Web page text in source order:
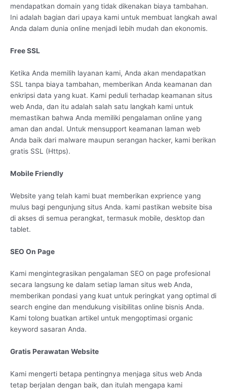
mendapatkan domain yang tidak dikenakan biaya tambahan.
Ini adalah bagian dari upaya kami untuk membuat langkah awal
Anda dalam dunia online menjadi lebih mudah dan ekonomis.
Free SSL
Ketika Anda memilih layanan kami, Anda akan mendapatkan
SSL tanpa biaya tambahan, memberikan Anda keamanan dan
enkripsi data yang kuat. Kami peduli terhadap keamanan situs
web Anda, dan itu adalah salah satu langkah kami untuk
memastikan bahwa Anda memiliki pengalaman online yang
aman dan andal. Untuk mensupport keamanan laman web
Anda baik dari malware maupun serangan hacker, kami berikan
gratis SSL (Https).
Mobile Friendly
Website yang telah kami buat memberikan exprience yang
mulus bagi pengunjung situs Anda. kami pastikan website bisa
di akses di semua perangkat, termasuk mobile, desktop dan
tablet.
SEO On Page
Kami mengintegrasikan pengalaman SEO on page profesional
secara langsung ke dalam setiap laman situs web Anda,
memberikan pondasi yang kuat untuk peringkat yang optimal di
search engine dan mendukung visibilitas online bisnis Anda.
Kami tolong buatkan artikel untuk mengoptimasi organic
keyword sasaran Anda.
Gratis Perawatan Website
Kami mengerti betapa pentingnya menjaga situs web Anda
tetap berjalan dengan baik, dan itulah mengapa kami